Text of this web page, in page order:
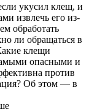
укусил клещ, и
извлечь его из-
обработать
ли обращаться в
клещи
опасными и
против
Об этом — в